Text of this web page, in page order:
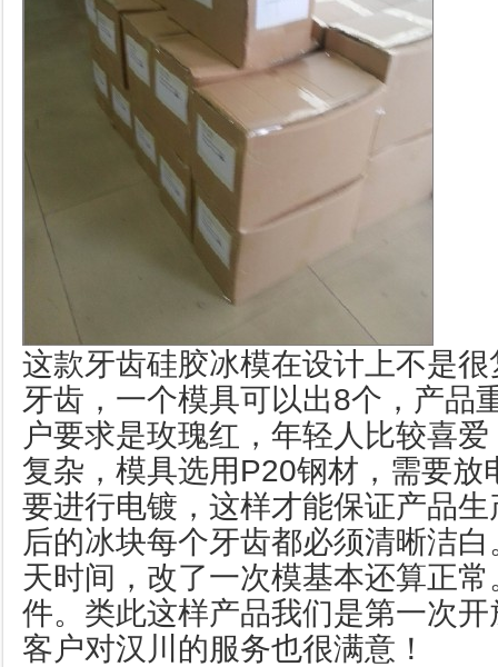
这款牙齿硅胶冰模在设计上不是
牙齿，一个模具可以出8个，产品
户要求是玫瑰红，年轻人比较喜
复杂，模具选用P20钢材，需要放
要进行电镀，这样才能保证产品
后的冰块每个牙齿都必须清晰洁
天时间，改了一次模基本还算正
件。类此这样产品我们是第一次
客户对汉川的服务也很满意！